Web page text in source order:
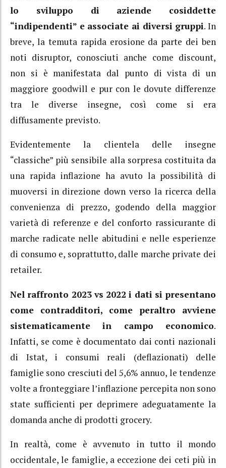
lo sviluppo di aziende cosiddette
“indipendenti” e associate ai diversi gruppi. In
breve, la temuta rapida erosione da parte dei ben
noti disruptor, conosciuti anche come discount,
non si è manifestata dal punto di vista di un
maggiore goodwill e pur con le dovute differenze
tra le diverse insegne, così come si era
diffusamente previsto.
Evidentemente la clientela delle insegne
“classiche” più sensibile alla sorpresa costituita da
una rapida inflazione ha avuto la possibilità di
muoversi in direzione down verso la ricerca della
convenienza di prezzo, godendo della maggior
varietà di referenze e del conforto rassicurante di
marche radicate nelle abitudini e nelle esperienze
di consumo e, soprattutto, dalle marche private dei
retailer.
Nel raffronto 2023 vs 2022 i dati si presentano
come contradditori, come peraltro avviene
sistematicamente in campo economico.
Infatti, se come è documentato dai conti nazionali
di Istat, i consumi reali (deflazionati) delle
famiglie sono cresciuti del 5,6% annuo, le tendenze
volte a fronteggiare l’inflazione percepita non sono
state sufficienti per deprimere adeguatamente la
domanda anche di prodotti grocery.
In realtà, come è avvenuto in tutto il mondo
occidentale, le famiglie, a eccezione dei ceti più in